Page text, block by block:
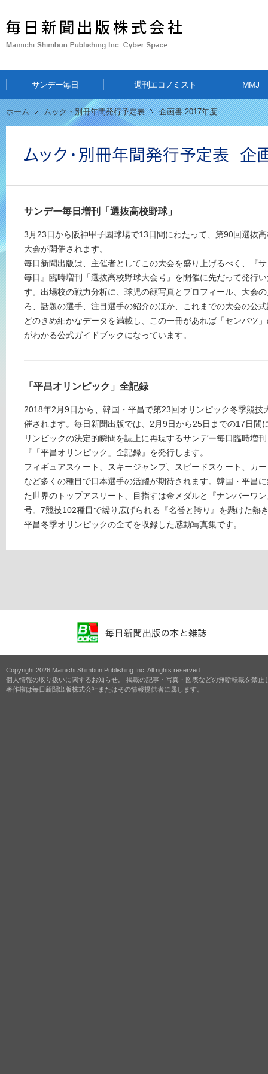
サンデー毎日 週刊エコノミスト MMJ
ホーム ムック・別冊年間発行予定表 企画書 2017年度
サンデー毎日増刊「選抜高校野球」
3月23日から阪神甲子園球場で13日間にわたって、第90回選抜
大会が開催されます。
毎日新聞出版は、主催者としてこの大会を盛り上げるべく、『
毎日』臨時増刊「選抜高校野球大会号」を開催に先だって発行
す。出場校の戦力分析に、球児の顔写真とプロフィール、大会
ろ、話題の選手、注目選手の紹介のほか、これまでの大会の公
どのきめ細かなデータを満載し、この一冊があれば「センバツ
がわかる公式ガイドブックになっています。
「平昌オリンピック」全記録
2018年2月9日から、韓国・平昌で第23回オリンピック冬季競技
催されます。毎日新聞出版では、2月9日から25日までの17日間
リンピックの決定的瞬間を誌上に再現するサンデー毎日臨時増
『「平昌オリンピック」全記録』を発行します。
フィギュアスケート、スキージャンプ、スピードスケート、カ
など多くの種目で日本選手の活躍が期待されます。韓国・平昌
た世界のトップアスリート、目指すは金メダルと『ナンバーワ
号。7競技102種目で繰り広げられる『名誉と誇り』を懸けた熱
平昌冬季オリンピックの全てを収録した感動写真集です。
Copyright 2026 Mainichi Shimbun Publishing Inc. All rights reserved.
個人情報の取り扱いに関するお知らせ。 掲載の記事・写真・図表などの無断転載を禁止
著作権は毎日新聞出版株式会社またはその情報提供者に属します。